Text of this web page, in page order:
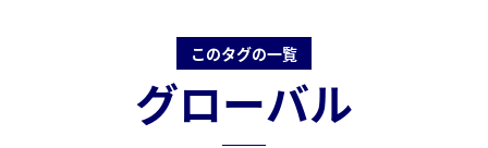
このタグの一覧
グローバル